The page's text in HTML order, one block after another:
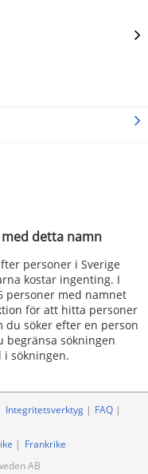
detta namn
personer i Sverige
kostar ingenting. I
personer med namnet
för att hitta personer
du söker efter en person
begränsa sökningen
i sökningen.
Integritetsverktyg
FAQ
Frankrike
AB